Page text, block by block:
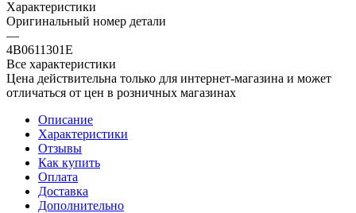
Характеристики
Оригинальный номер детали
—
4B0611301E
Все характеристики
Цена действительна только для интернет-магазина и может
отличаться от цен в розничных магазинах
Описание
Характеристики
Отзывы
Как купить
Оплата
Доставка
Дополнительно